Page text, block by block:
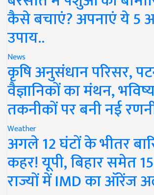
कैसे बचाएं? अपनाएं ये 5
उपाय..
News
कृषि अनुसंधान परिसर,
वैज्ञानिकों का मंथन,
तकनीकों पर बनी नई
Weather
अगले 12 घंटों के भीतर
कहर! यूपी, बिहार समेत
राज्यों में IMD का ऑरेंज